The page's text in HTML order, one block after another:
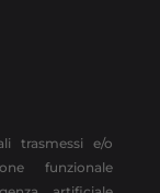
trasmessi e/o
funzionale